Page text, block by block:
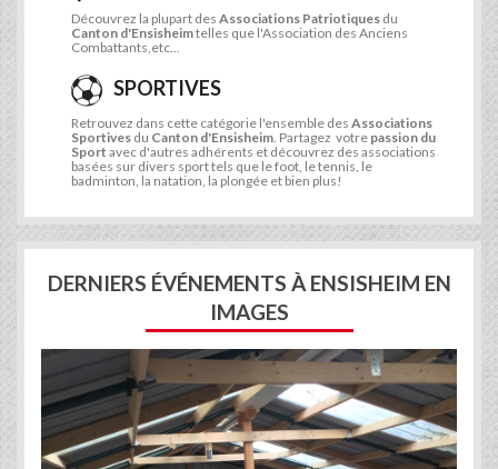
Découvrez la plupart des Associations Patriotiques du
Canton d'Ensisheimtelles que l'Association des Anciens
Combattants,etc...
SPORTIVES
Retrouvez dans cette catégorie l'ensemble des Associations
Sportives du Canton d'Ensisheim. Partagez votre passion du
Sport avec d'autres adhérents et découvrez des associations
basées sur divers sport tels que le foot, le tennis, le
badminton, la natation, la plongée et bien plus!
DERNIERS ÉVÉNEMENTS À ENSISHEIM EN
IMAGES